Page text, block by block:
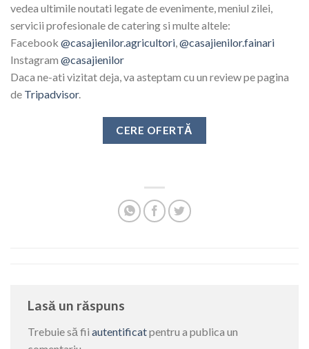
vedea ultimile noutati legate de evenimente, meniul zilei,
servicii profesionale de catering si multe altele:
Facebook @casajienilor.agricultori,@casajienilor.fainari
Instagram @casajienilor
Daca ne-ati vizitat deja, va asteptam cu un review pe pagina
de Tripadvisor.
CERE OFERTĂ
Lasă un răspuns
Trebuie să fii autentificatpentru a publica un